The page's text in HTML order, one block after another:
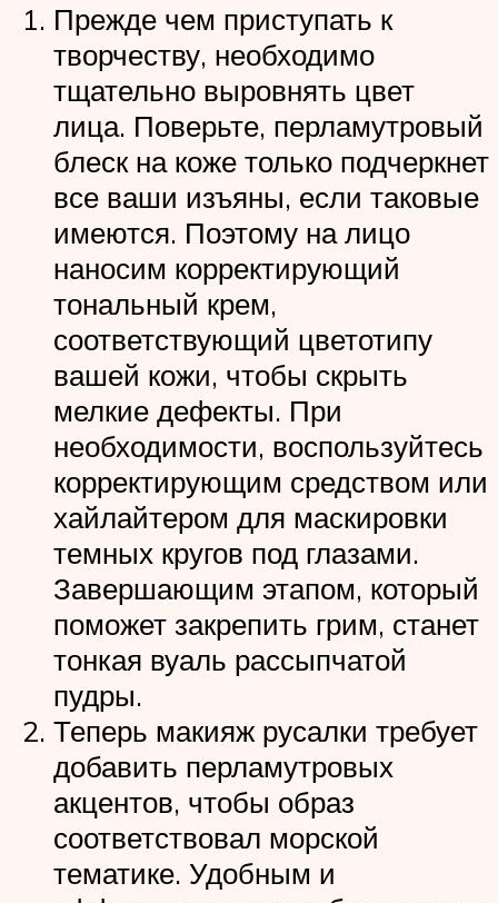
Прежде чем приступать к
творчеству, необходимо
тщательно выровнять цвет
лица. Поверьте, перламутровый
блеск на коже только подчеркнет
все ваши изъяны, если таковые
имеются. Поэтому на лицо
наносим корректирующий
тональный крем,
соответствующий цветотипу
вашей кожи, чтобы скрыть
мелкие дефекты. При
необходимости, воспользуйтесь
корректирующим средством или
хайлайтером для маскировки
темных кругов под глазами.
Завершающим этапом, который
поможет закрепить грим, станет
тонкая вуаль рассыпчатой
пудры.
Теперь макияж русалки требует
добавить перламутровых
акцентов, чтобы образ
соответствовал морской
тематике. Удобным и